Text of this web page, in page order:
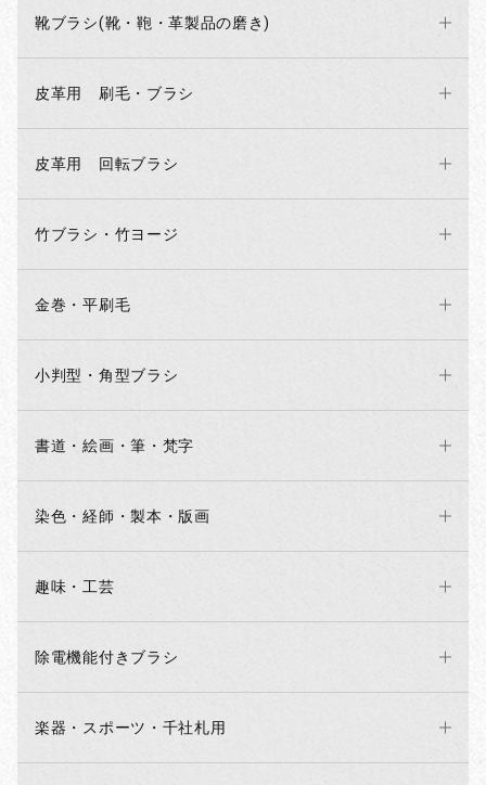
靴ブラシ(靴・鞄・革製品の磨き)
皮革用 刷毛・ブラシ
皮革用 回転ブラシ
竹ブラシ・竹ヨージ
金巻・平刷毛
小判型・角型ブラシ
書道・絵画・筆・梵字
染色・経師・製本・版画
趣味・工芸
除電機能付きブラシ
楽器・スポーツ・千社札用